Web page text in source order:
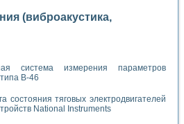
(виброакустика,
система измерения параметров
В-46
состояния тяговых электродвигателей
National Instruments